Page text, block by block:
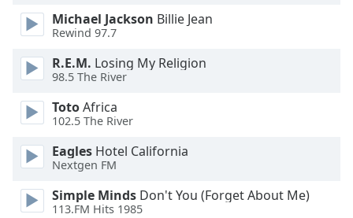
Background
Color
Michael Jackson Billie Jean
Rewind 97.7
R.E.M. Losing My Religion
98.5 The River
TotoAfrica
102.5 The River
Eagles Hotel California
Nextgen FM
Simple Minds Don't You (Forget About Me)
113.FM Hits 1985